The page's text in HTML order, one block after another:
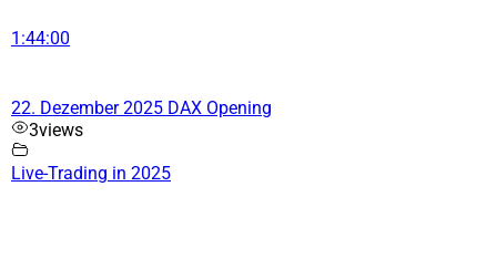
1:44:00
22. Dezember 2025 DAX Opening
3views
Live-Trading in 2025